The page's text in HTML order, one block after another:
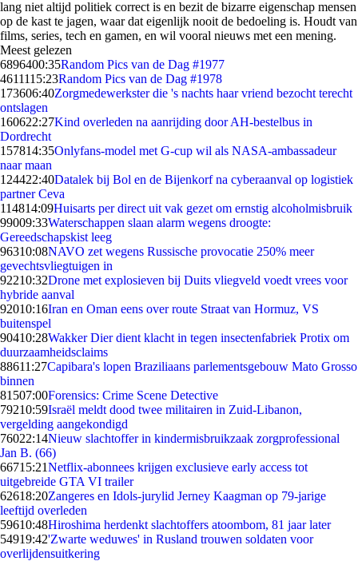
lang niet altijd politiek correct is en bezit de bizarre eigenschap mensen
op de kast te jagen, waar dat eigenlijk nooit de bedoeling is. Houdt van
films, series, tech en gamen, en wil vooral nieuws met een mening.
Meest gelezen
6896400:35Random Pics van de Dag #1977
4611115:23Random Pics van de Dag #1978
173606:40Zorgmedewerkster die 's nachts haar vriend bezocht terecht
ontslagen
160622:27Kind overleden na aanrijding door AH-bestelbus in
Dordrecht
157814:35Onlyfans-model met G-cup wil als NASA-ambassadeur
naar maan
124422:40Datalek bij Bol en de Bijenkorf na cyberaanval op logistiek
partner Ceva
114814:09Huisarts per direct uit vak gezet om ernstig alcoholmisbruik
99009:33Waterschappen slaan alarm wegens droogte:
Gereedschapskist leeg
96310:08NAVO zet wegens Russische provocatie 250% meer
gevechtsvliegtuigen in
92210:32Drone met explosieven bij Duits vliegveld voedt vrees voor
hybride aanval
92010:16Iran en Oman eens over route Straat van Hormuz, VS
buitenspel
90410:28Wakker Dier dient klacht in tegen insectenfabriek Protix om
duurzaamheidsclaims
88611:27Capibara's lopen Braziliaans parlementsgebouw Mato Grosso
binnen
81507:00Forensics: Crime Scene Detective
79210:59Israël meldt dood twee militairen in Zuid-Libanon,
vergelding aangekondigd
76022:14Nieuw slachtoffer in kindermisbruikzaak zorgprofessional
Jan B. (66)
66715:21Netflix-abonnees krijgen exclusieve early access tot
uitgebreide GTA VI trailer
62618:20Zangeres en Idols-jurylid Jerney Kaagman op 79-jarige
leeftijd overleden
59610:48Hiroshima herdenkt slachtoffers atoombom, 81 jaar later
54919:42'Zwarte weduwes' in Rusland trouwen soldaten voor
overlijdensuitkering